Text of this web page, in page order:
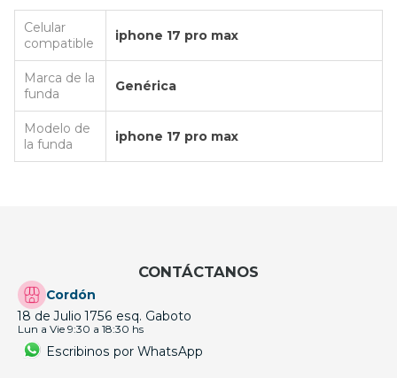
Celular
compatible
iphone 17 pro max
Marca de la
funda
Genérica
Modelo de
la funda
iphone 17 pro max
CONTÁCTANOS
Cordón
18 de Julio 1756 esq. Gaboto
Lun a Vie 9:30 a 18:30 hs
Escribinos por WhatsApp